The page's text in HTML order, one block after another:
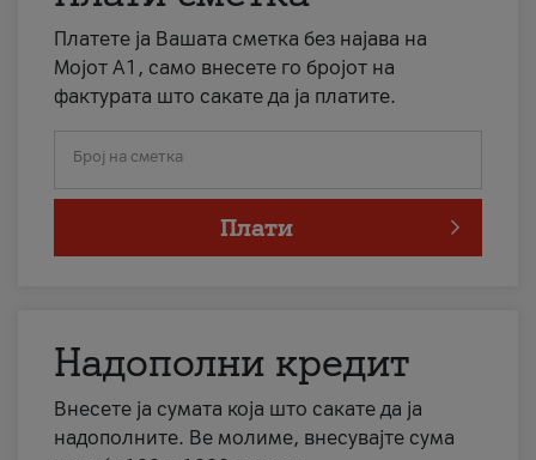
Платете ја Вашата сметка без најава на
Мојот А1, само внесете го бројот на
фактурата што сакате да ја платите.
Број на сметка
Плати
Надополни кредит
Внесете ја сумата која што сакате да ја
надополните. Ве молиме, внесувајте сума